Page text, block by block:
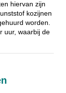
hiervan zijn
kozijnen
worden.
uur, waarbij de